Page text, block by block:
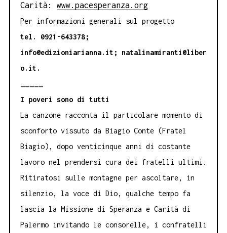
Carità: www.pacesperanza.org
Per informazioni generali sul progetto
tel. 0921-643378;
info@edizioniarianna.it; natalinamiranti@liber
o.it.
I poveri sono di tutti
La canzone racconta il particolare momento di
sconforto vissuto da Biagio Conte (Fratel
Biagio), dopo venticinque anni di costante
lavoro nel prendersi cura dei fratelli ultimi.
Ritiratosi sulle montagne per ascoltare, in
silenzio, la voce di Dio, qualche tempo fa
lascia la Missione di Speranza e Carità di
Palermo invitando le consorelle, i confratelli